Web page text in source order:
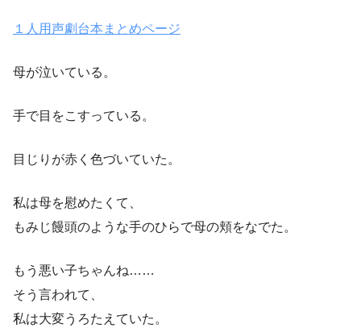
１人用声劇台本まとめページ
母が泣いている。
手で目をこすっている。
目じりが赤く色づいていた。
私は母を慰めたくて、
もみじ饅頭のような手のひらで母の頬をなでた。
もう悪い子ちゃんね……
そう言われて、
私は大変うろたえていた。